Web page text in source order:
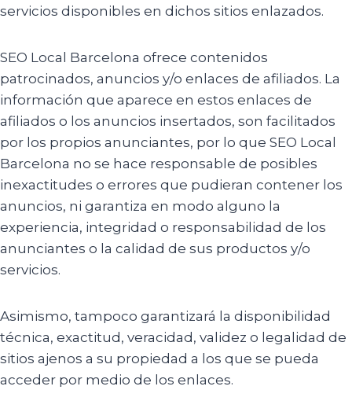
servicios disponibles en dichos sitios enlazados.
SEO Local Barcelona ofrece contenidos
patrocinados, anuncios y/o enlaces de afiliados. La
información que aparece en estos enlaces de
afiliados o los anuncios insertados, son facilitados
por los propios anunciantes, por lo que SEO Local
Barcelona no se hace responsable de posibles
inexactitudes o errores que pudieran contener los
anuncios, ni garantiza en modo alguno la
experiencia, integridad o responsabilidad de los
anunciantes o la calidad de sus productos y/o
servicios.
Asimismo, tampoco garantizará la disponibilidad
técnica, exactitud, veracidad, validez o legalidad de
sitios ajenos a su propiedad a los que se pueda
acceder por medio de los enlaces.